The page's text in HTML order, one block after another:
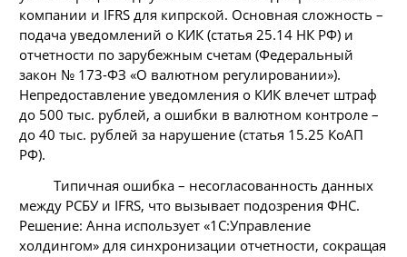
компании и IFRS для кипрской. Основная сложность –
подача уведомлений о КИК (статья 25.14 НК РФ) и
отчетности по зарубежным счетам (Федеральный
закон № 173-ФЗ «О валютном регулировании»).
Непредоставление уведомления о КИК влечет штраф
до 500 тыс. рублей, а ошибки в валютном контроле –
до 40 тыс. рублей за нарушение (статья 15.25 КоАП
РФ).
Типичная ошибка – несогласованность данных
между РСБУ и IFRS, что вызывает подозрения ФНС.
Решение: Анна использует «1С:Управление
холдингом» для синхронизации отчетности, сокращая